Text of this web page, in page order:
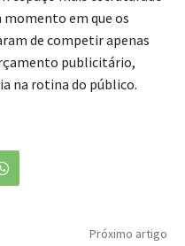
momento em que os
de competir apenas
publicitário,
na rotina do público.
Próximo artigo